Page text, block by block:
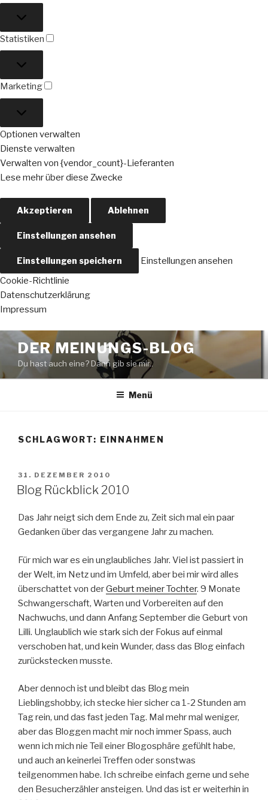
Statistiken
Marketing
Optionen verwalten
Dienste verwalten
Verwalten von {vendor_count}-Lieferanten
Lese mehr über diese Zwecke
Akzeptieren Ablehnen
Einstellungen ansehen
Einstellungen speichern
Einstellungen ansehen
Cookie-Richtlinie
Datenschutzerklärung
Impressum
Zum
Inhalt
springen
DER MEINUNGS-BLOG
Du hast auch eine? Dann gib sie mir..
Menü
SCHLAGWORT: EINNAHMEN
VERÖFFENTLICHT
AM
31. DEZEMBER 2010
Blog Rückblick 2010
Das Jahr neigt sich dem Ende zu, Zeit sich mal ein paar
Gedanken über das vergangene Jahr zu machen.
Für mich war es ein unglaubliches Jahr. Viel ist passiert in
der Welt, im Netz und im Umfeld, aber bei mir wird alles
überschattet von derGeburt meiner Tochter. 9 Monate
Schwangerschaft, Warten und Vorbereiten auf den
Nachwuchs, und dann Anfang September die Geburt von
Lilli. Unglaublich wie stark sich der Fokus auf einmal
verschoben hat, und kein Wunder, dass das Blog einfach
zurückstecken musste.
Aber dennoch ist und bleibt das Blog mein
Lieblingshobby, ich stecke hier sicher ca 1-2 Stunden am
Tag rein, und das fast jeden Tag. Mal mehr mal weniger,
aber das Bloggen macht mir noch immer Spass, auch
wenn ich mich nie Teil einer Blogosphäre gefühlt habe,
und auch an keinerlei Treffen oder sonstwas
teilgenommen habe. Ich schreibe einfach gerne und sehe
den Besucherzähler ansteigen. Und das ist er weiterhin in